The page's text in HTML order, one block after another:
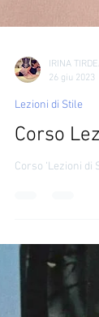
IRINA TIRDEA